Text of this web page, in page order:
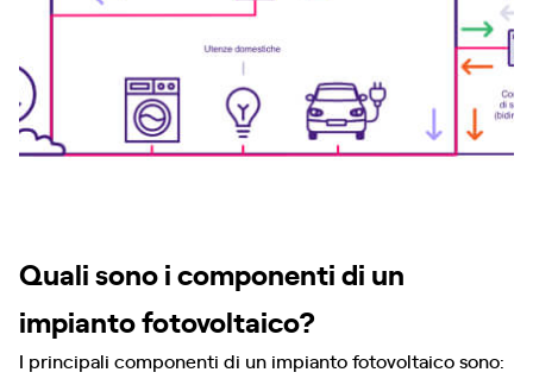
Quali sono i componenti di un
impianto fotovoltaico?
I principali componenti di un impianto fotovoltaico sono: